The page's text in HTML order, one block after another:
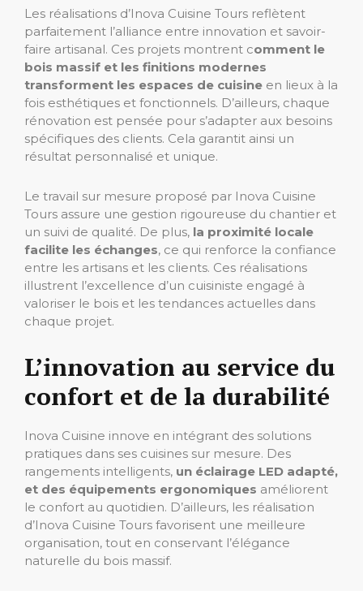
Les réalisations d’Inova Cuisine Tours reflètent
parfaitement l’alliance entre innovation et savoir-
faire artisanal. Ces projets montrent comment le
bois massif et les finitions modernes
transforment les espaces de cuisine en lieux à la
fois esthétiques et fonctionnels. D’ailleurs, chaque
rénovation est pensée pour s’adapter aux besoins
spécifiques des clients. Cela garantit ainsi un
résultat personnalisé et unique.
Le travail sur mesure proposé par Inova Cuisine
Tours assure une gestion rigoureuse du chantier et
un suivi de qualité. De plus, la proximité locale
facilite les échanges, ce qui renforce la confiance
entre les artisans et les clients. Ces réalisations
illustrent l’excellence d’un cuisiniste engagé à
valoriser le bois et les tendances actuelles dans
chaque projet.
L’innovation au service du
confort et de la durabilité
Inova Cuisine innove en intégrant des solutions
pratiques dans ses cuisines sur mesure. Des
rangements intelligents, un éclairage LED adapté,
et des équipements ergonomiques améliorent
le confort au quotidien. D’ailleurs, les réalisation
d’Inova Cuisine Tours favorisent une meilleure
organisation, tout en conservant l’élégance
naturelle du bois massif.